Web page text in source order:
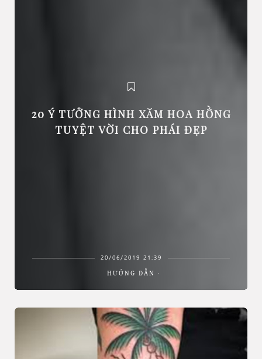
20 Ý TƯỞNG HÌNH XĂM HOA HỒNG
TUYỆT VỜI CHO PHÁI ĐẸP
20/06/2019 21:39
HƯỚNG DẪN